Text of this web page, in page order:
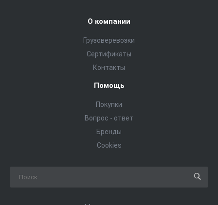
О компании
Грузоверевозки
Сертификаты
Контакты
Помощь
Покупки
Вопрос - ответ
Бренды
Cookies